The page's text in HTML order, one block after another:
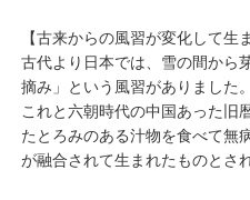
【古来からの風習が変化して生
古代より日本では、雪の間から
摘み」という風習がありました。
これと六朝時代の中国あった旧
たとろみのある汁物を食べて無
が融合されて生まれたものとさ